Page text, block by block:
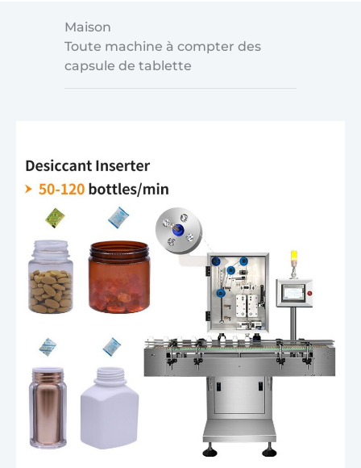
Maison
Toute machine à compter des
capsule de tablette